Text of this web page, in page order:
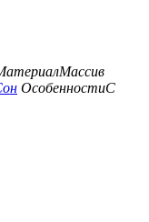
Массив
ОсобенностиС